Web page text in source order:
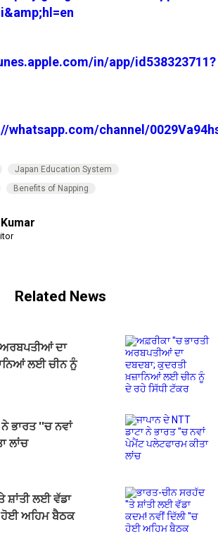
in/app/id538323711?
whatsapp.com/channel/
Japan Education System
Benefits of Napping
Related News
ਅਰਬਪਤੀਆਂ ਦਾ
ਲਈ ਚੀਨ ਨੂੰ
ਨੇ ਭਾਰਤ ''ਚ ਨਵਾਂ
ਲਾਂਚ
ਸ਼ਾਂਤੀ ਲਈ ਵੱਡਾ
ਹੋਈ ਅਹਿਮ ਬੈਠਕ